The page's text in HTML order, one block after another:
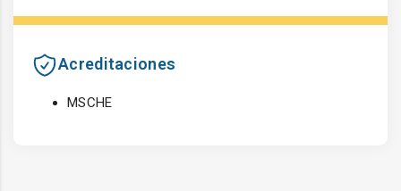
Acreditaciones
MSCHE